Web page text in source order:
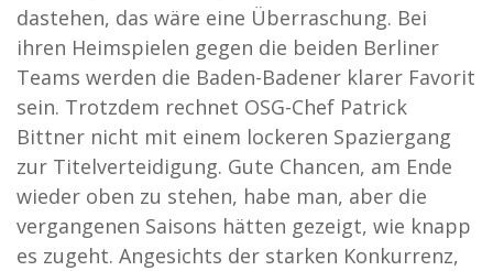
dastehen, das wäre eine Überraschung. Bei
ihren Heimspielen gegen die beiden Berliner
Teams werden die Baden-Badener klarer Favorit
sein. Trotzdem rechnet OSG-Chef Patrick
Bittner nicht mit einem lockeren Spaziergang
zur Titelverteidigung. Gute Chancen, am Ende
wieder oben zu stehen, habe man, aber die
vergangenen Saisons hätten gezeigt, wie knapp
es zugeht. Angesichts der starken Konkurrenz,